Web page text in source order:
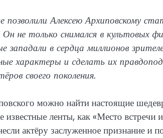
позволили Алексею Архиповскому
Он не только снимался в культовых
в сердца миллионов
характеры и сделать их
своего поколения.
можно найти настоящие
ленты, как «Место
актёру заслуженное признание и